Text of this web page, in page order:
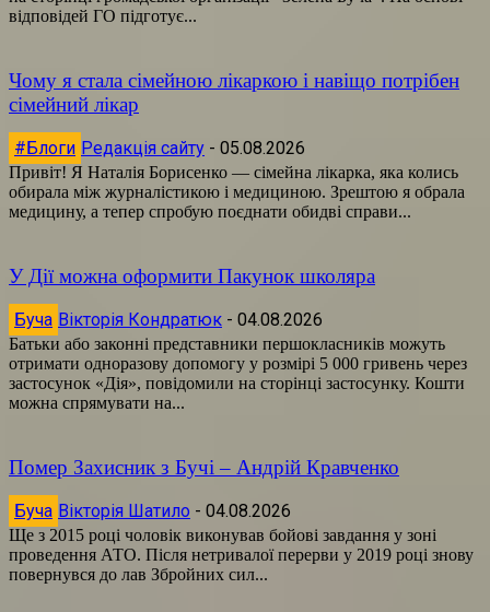
відповідей ГО підготує...
Чому я стала сімейною лікаркою і навіщо потрібен
сімейний лікар
#Блоги Редакція сайту - 05.08.2026
Привіт! Я Наталія Борисенко — сімейна лікарка, яка колись
обирала між журналістикою і медициною. Зрештою я обрала
медицину, а тепер спробую поєднати обидві справи...
У Дії можна оформити Пакунок школяра
Буча Вікторія Кондратюк - 04.08.2026
Батьки або законні представники першокласників можуть
отримати одноразову допомогу у розмірі 5 000 гривень через
застосунок «Дія», повідомили на сторінці застосунку. Кошти
можна спрямувати на...
Помер Захисник з Бучі – Андрій Кравченко
Буча Вікторія Шатило - 04.08.2026
Ще з 2015 році чоловік виконував бойові завдання у зоні
проведення АТО. Після нетривалої перерви у 2019 році знову
повернувся до лав Збройних сил...